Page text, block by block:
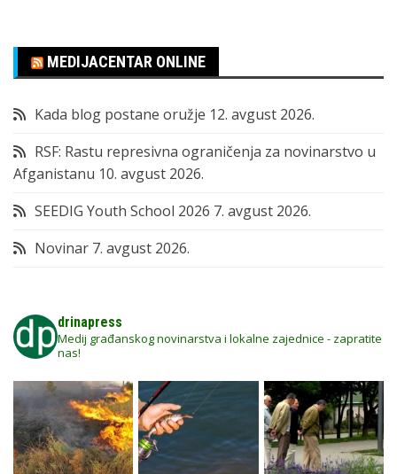
MEDIJACENTAR ONLINE
Kada blog postane oružje 12. avgust 2026.
RSF: Rastu represivna ograničenja za novinarstvo u
Afganistanu 10. avgust 2026.
SEEDIG Youth School 2026 7. avgust 2026.
Novinar 7. avgust 2026.
drinapress
Medij građanskog novinarstva i lokalne zajednice - zapratite
nas!